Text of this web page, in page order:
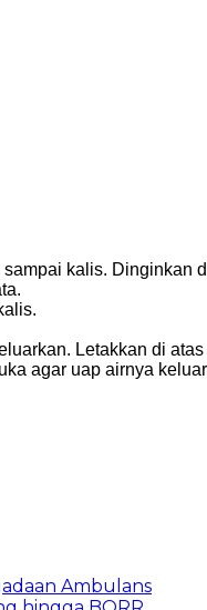
kalis. Dinginkan
Letakkan di
agar uap airnya
Ambulans